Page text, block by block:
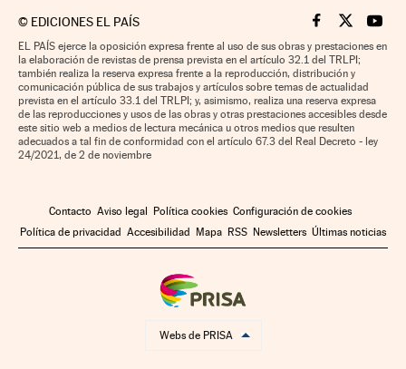
© EDICIONES EL PAÍS Cinco Días en
Cinco Días
Cinco
EL PAÍS ejerce la oposición expresa frente al uso de sus obras y prestaciones en
la elaboración de revistas de prensa prevista en el artículo 32.1 del TRLPI;
también realiza la reserva expresa frente a la reproducción, distribución y
comunicación pública de sus trabajos y artículos sobre temas de actualidad
prevista en el artículo 33.1 del TRLPI; y, asimismo, realiza una reserva expresa
de las reproducciones y usos de las obras y otras prestaciones accesibles desde
este sitio web a medios de lectura mecánica u otros medios que resulten
adecuados a tal fin de conformidad con el artículo 67.3 del Real Decreto - ley
24/2021, de 2 de noviembre
Contacto Aviso legal Política cookies Configuración de cookies
Política de privacidad Accesibilidad Mapa RSS Newsletters Últimas noticias
Webs de PRISA